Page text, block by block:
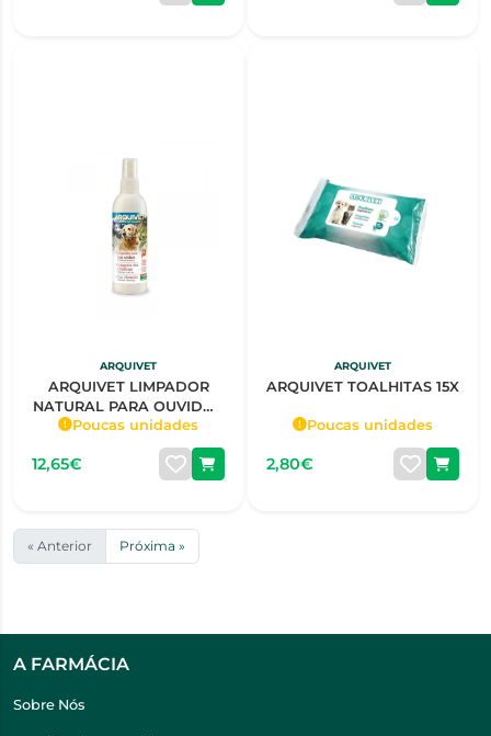
ARQUIVET
ARQUIVET LIMPADOR
NATURAL PARA OUVIDOS
125ML
Poucas unidades
12,65€
ARQUIVET
ARQUIVET TOALHITAS 15X
Poucas unidades
2,80€
« Anterior Próxima »
A FARMÁCIA
Sobre Nós